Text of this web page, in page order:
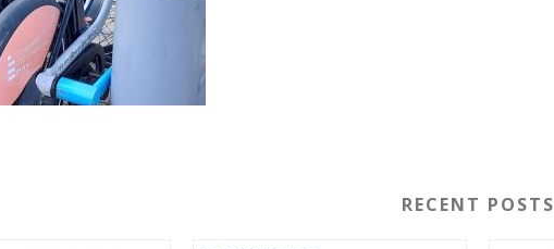
RECENT POSTS